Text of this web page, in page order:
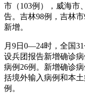
市（103例），威海市
告。吉林98例，吉林
新增。
月9日0—24时，全国
设兵团报告新增确诊
病例26例。新增确诊
括境外输入病例和本
例。